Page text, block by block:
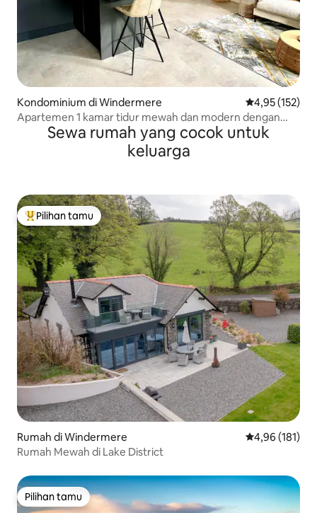
Kondominium di Windermere Nilai rata-rata
4,95 (152)
Apartemen 1 kamar tidur mewah dan modern dengan
tempat parkir
Sewa rumah yang cocok untuk
keluarga
Pilihan tamu terpopuler
Pilihan tamu
Rumah di Windermere Nilai rata-rata
4,96 (181)
Rumah Mewah di Lake District
Pilihan tamu
Pilihan tamu